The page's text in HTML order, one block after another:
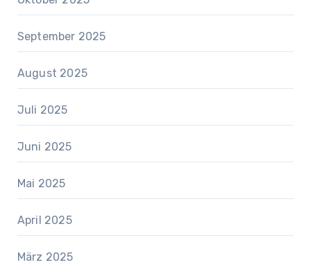
September 2025
August 2025
Juli 2025
Juni 2025
Mai 2025
April 2025
März 2025